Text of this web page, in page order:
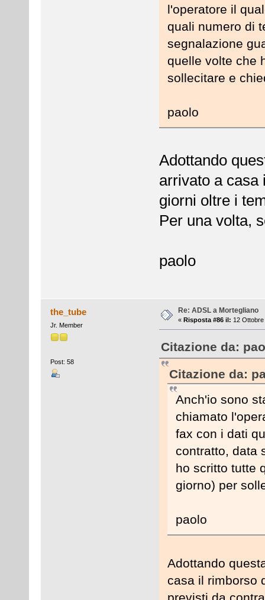
l'operatore il
quali numero di
segnalazione
quelle volte che
sollecitare e
paolo
Adottando
arrivato a casa
giorni oltre i
Per una volta,
paolo
the_tube
Jr. Member
Post: 58
Re: ADSL a Mortegliano
« Risposta #86 il: 12
Citazione da:
Citazione da:
Anch'io sono
chiamato
fax con i dati
contratto, data
ho scritto tutte
giorno) per
paolo
Adottando
casa il rimborso